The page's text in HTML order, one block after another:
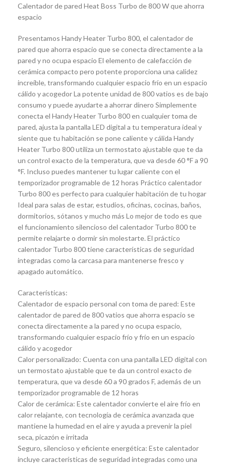
Calentador de pared Heat Boss Turbo de 800 W que ahorra
espacio
Presentamos Handy Heater Turbo 800, el calentador de
pared que ahorra espacio que se conecta directamente a la
pared y no ocupa espacio El elemento de calefacción de
cerámica compacto pero potente proporciona una calidez
increíble, transformando cualquier espacio frío en un espacio
cálido y acogedor La potente unidad de 800 vatios es de bajo
consumo y puede ayudarte a ahorrar dinero Simplemente
conecta el Handy Heater Turbo 800 en cualquier toma de
pared, ajusta la pantalla LED digital a tu temperatura ideal y
siente que tu habitación se pone caliente y cálida Handy
Heater Turbo 800 utiliza un termostato ajustable que te da
un control exacto de la temperatura, que va desde 60 °F a 90
°F. Incluso puedes mantener tu lugar caliente con el
temporizador programable de 12 horas Práctico calentador
Turbo 800 es perfecto para cualquier habitación de tu hogar
Ideal para salas de estar, estudios, oficinas, cocinas, baños,
dormitorios, sótanos y mucho más Lo mejor de todo es que
el funcionamiento silencioso del calentador Turbo 800 te
permite relajarte o dormir sin molestarte. El práctico
calentador Turbo 800 tiene características de seguridad
integradas como la carcasa para mantenerse fresco y
apagado automático.
Características:
Calentador de espacio personal con toma de pared: Este
calentador de pared de 800 vatios que ahorra espacio se
conecta directamente a la pared y no ocupa espacio,
transformando cualquier espacio frío y frío en un espacio
cálido y acogedor
Calor personalizado: Cuenta con una pantalla LED digital con
un termostato ajustable que te da un control exacto de
temperatura, que va desde 60 a 90 grados F, además de un
temporizador programable de 12 horas
Calor de cerámica: Este calentador convierte el aire frío en
calor relajante, con tecnología de cerámica avanzada que
mantiene la humedad en el aire y ayuda a prevenir la piel
seca, picazón e irritada
Seguro, silencioso y eficiente energética: Este calentador
incluye características de seguridad integradas como una